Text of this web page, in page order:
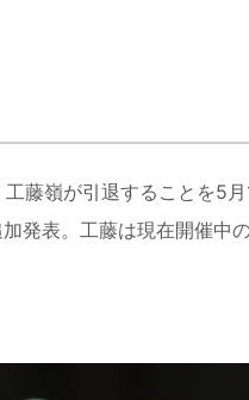
藤嶺が引退することを5
発表。工藤は現在開催中